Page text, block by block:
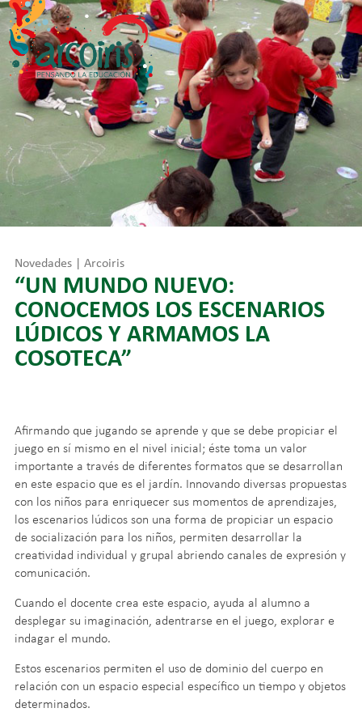
Skip
to
content
Novedades | Arcoiris
“UN MUNDO NUEVO:
CONOCEMOS LOS ESCENARIOS
LÚDICOS Y ARMAMOS LA
COSOTECA”
Afirmando que jugando se aprende y que se debe propiciar el
juego en sí mismo en el nivel inicial; éste toma un valor
importante a través de diferentes formatos que se desarrollan
en este espacio que es el jardín. Innovando diversas propuestas
con los niños para enriquecer sus momentos de aprendizajes,
los escenarios lúdicos son una forma de propiciar un espacio
de socialización para los niños, permiten desarrollar la
creatividad individual y grupal abriendo canales de expresión y
comunicación.
Cuando el docente crea este espacio, ayuda al alumno a
desplegar su imaginación, adentrarse en el juego, explorar e
indagar el mundo.
Estos escenarios permiten el uso de dominio del cuerpo en
relación con un espacio especial específico un tiempo y objetos
determinados.